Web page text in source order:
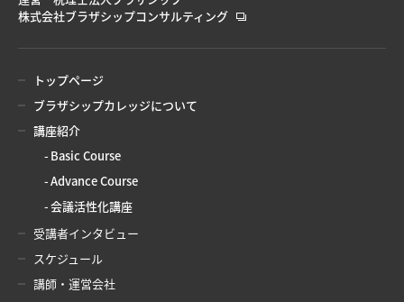
株式会社ブラザシップコンサルティング
トップページ
ブラザシップカレッジについて
講座紹介
Basic Course
Advance Course
会議活性化講座
受講者インタビュー
スケジュール
講師・運営会社